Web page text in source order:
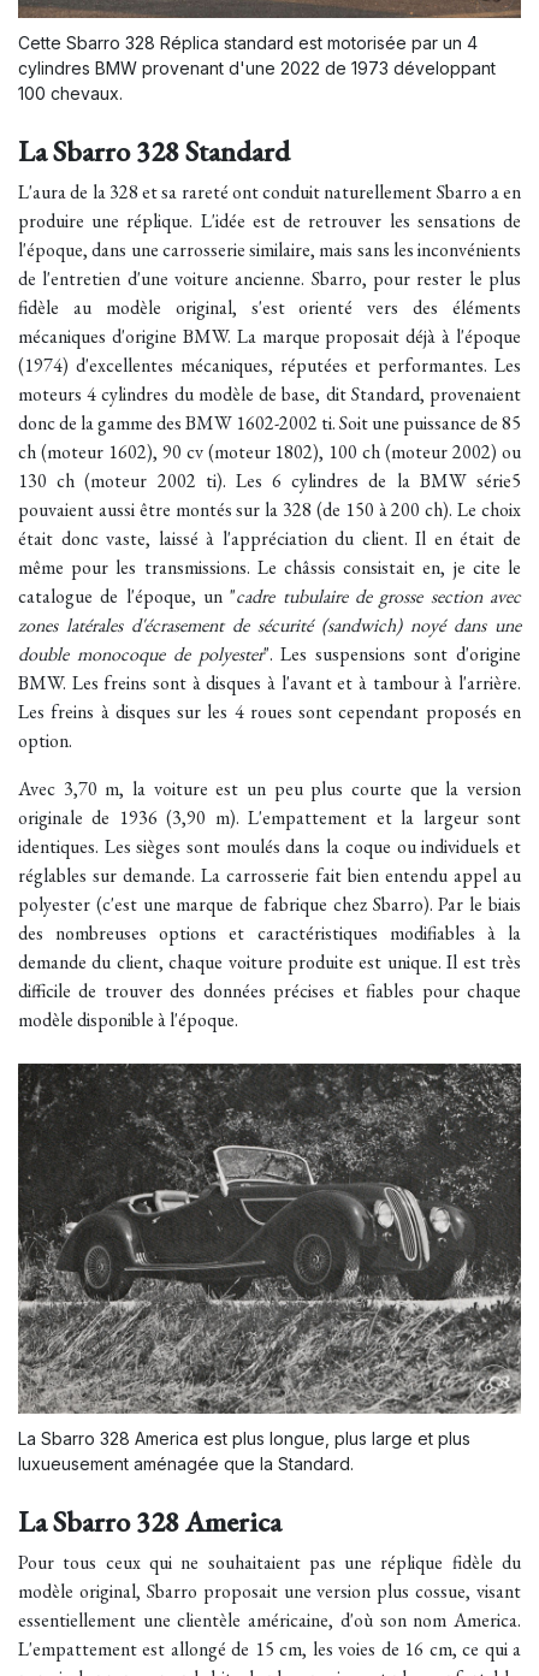
Cette Sbarro 328 Réplica standard est motorisée par un 4
cylindres BMW provenant d'une 2022 de 1973 développant
100 chevaux.
La Sbarro 328 Standard
L'aura de la 328 et sa rareté ont conduit naturellement Sbarro a en
produire une réplique. L'idée est de retrouver les sensations de
l'époque, dans une carrosserie similaire, mais sans les inconvénients
de l'entretien d'une voiture ancienne. Sbarro, pour rester le plus
fidèle au modèle original, s'est orienté vers des éléments
mécaniques d'origine BMW. La marque proposait déjà à l'époque
(1974) d'excellentes mécaniques, réputées et performantes. Les
moteurs 4 cylindres du modèle de base, dit Standard, provenaient
donc de la gamme des BMW 1602-2002 ti. Soit une puissance de 85
ch (moteur 1602), 90 cv (moteur 1802), 100 ch (moteur 2002) ou
130 ch (moteur 2002 ti). Les 6 cylindres de la BMW série5
pouvaient aussi être montés sur la 328 (de 150 à 200 ch). Le choix
était donc vaste, laissé à l'appréciation du client. Il en était de
même pour les transmissions. Le châssis consistait en, je cite le
catalogue de l'époque, un "cadre tubulaire de grosse section avec
zones latérales d'écrasement de sécurité (sandwich) noyé dans une
double monocoque de polyester". Les suspensions sont d'origine
BMW. Les freins sont à disques à l'avant et à tambour à l'arrière.
Les freins à disques sur les 4 roues sont cependant proposés en
option.
Avec 3,70 m, la voiture est un peu plus courte que la version
originale de 1936 (3,90 m). L'empattement et la largeur sont
identiques. Les sièges sont moulés dans la coque ou individuels et
réglables sur demande. La carrosserie fait bien entendu appel au
polyester (c'est une marque de fabrique chez Sbarro). Par le biais
des nombreuses options et caractéristiques modifiables à la
demande du client, chaque voiture produite est unique. Il est très
difficile de trouver des données précises et fiables pour chaque
modèle disponible à l'époque.
La Sbarro 328 America est plus longue, plus large et plus
luxueusement aménagée que la Standard.
La Sbarro 328 America
Pour tous ceux qui ne souhaitaient pas une réplique fidèle du
modèle original, Sbarro proposait une version plus cossue, visant
essentiellement une clientèle américaine, d'où son nom America.
L'empattement est allongé de 15 cm, les voies de 16 cm, ce qui a